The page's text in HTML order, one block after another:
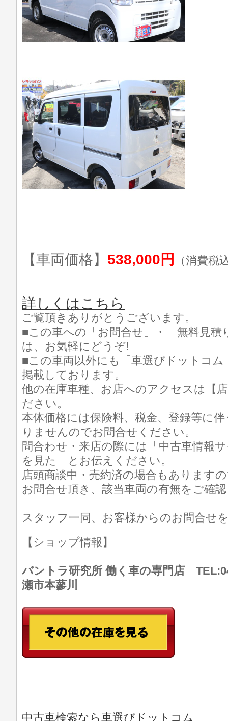
【車両価格】 538,000円 （消費税
詳しくはこちら
ご覧頂きありがとうございます。
■この車への「お問合せ」・「無料見積
は、お気軽にどうぞ!
■この車両以外にも「車選びドットコ
掲載しております。
他の在庫車種、お店へのアクセスは【
ださい。
本体価格には保険料、税金、登録等に
りませんのでお問合せください。
問合わせ・来店の際には「中古車情報
を見た」とお伝えください。
店頭商談中・売約済の場合もあります
お問合せ頂き、該当車両の有無をご確
スタッフ一同、お客様からのお問合せ
【ショップ情報】
バントラ研究所 働く車の専門店
瀬市本蓼川
中古車検索なら車選びドットコム